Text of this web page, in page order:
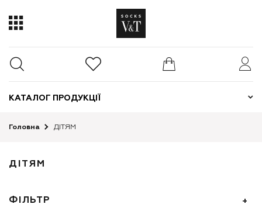
КАТАЛОГ ПРОДУКЦІЇ
Головна ДІТЯМ
ДІТЯМ
ФІЛЬТР